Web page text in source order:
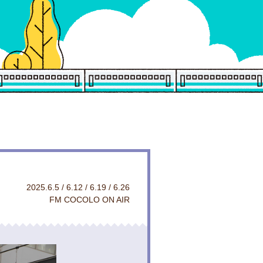
2025.6.5 / 6.12 / 6.19 / 6.26
FM COCOLO ON AIR